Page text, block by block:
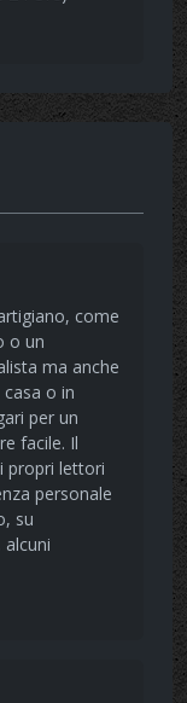
come
o un
ma anche
o in
per un
facile. Il
propri lettori
personale
su